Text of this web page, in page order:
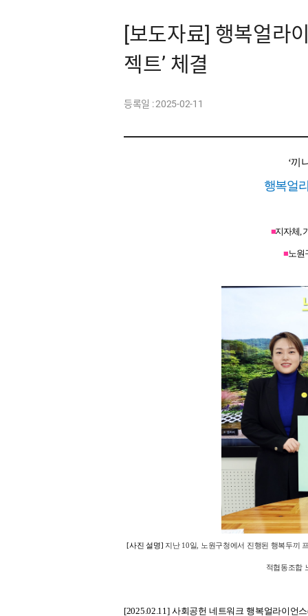
[보도자료] 행복얼라
젝트’ 체결
등록일 :2025-02-11
‘끼
행복얼
■지자체,
■노원
[사진 설명] 지난 10일, 노원구청에서 진행된 행복두끼
적협동조합
[2025.02.11] 사회공헌 네트워크 행복얼라이언